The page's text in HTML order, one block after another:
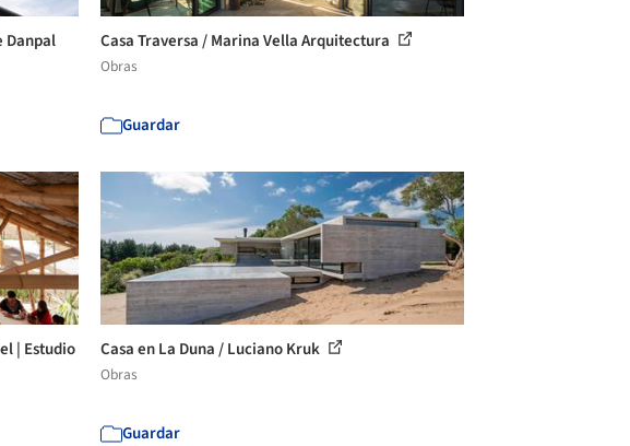
Danpal Casa Traversa / Marina Vella Arquitectura
Obras
Guardar
| Estudio
Casa en La Duna / Luciano Kruk
Obras
Guardar